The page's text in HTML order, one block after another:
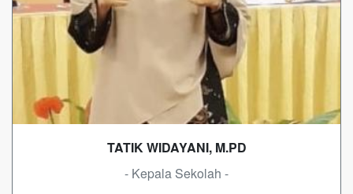
TATIK WIDAYANI, M.PD
- Kepala Sekolah -